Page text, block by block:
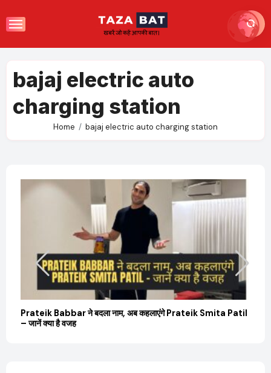
to
bajaj electric auto
charging station
Home bajaj electric auto charging station
Prateik Babbar ने बदला नाम, अब कहलाएंगे Prateik Smita Patil
– जानें क्या है वजह